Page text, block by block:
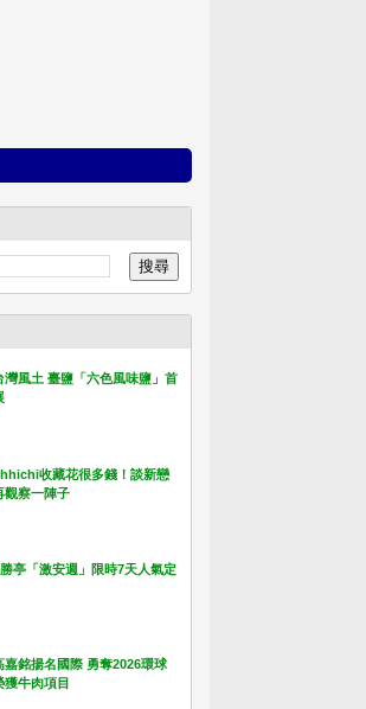
灣風土 臺鹽「六色風味鹽」首
收藏花很多錢！談新戀
觀察一陣子
亭「激安週」限時7天人氣定
嘉銘揚名國際 勇奪2026環球
牛肉項目